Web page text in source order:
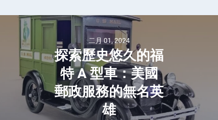
二月 01, 2024
探索歷史悠久的福
特 A 型車：美國
郵政服務的無名英
雄